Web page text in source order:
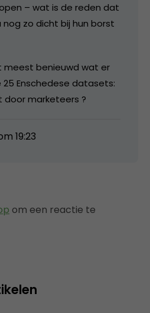
– wat is de reden dat
zo dicht bij hun borst
meest benieuwd wat er
Enschedese datasets:
door marketeers ?
19:23
om een reactie te